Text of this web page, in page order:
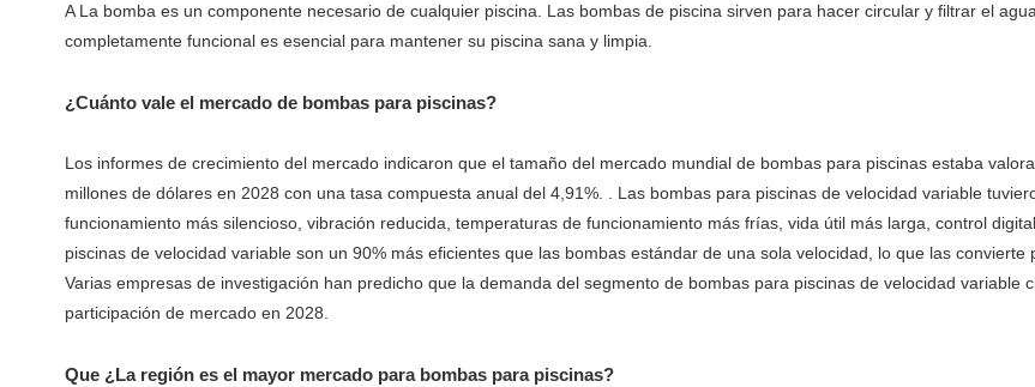
A La bomba es un componente necesario de cualquier piscina. Las bombas de piscina sirven para hacer circular y filtrar el
completamente funcional es esencial para mantener su piscina sana y limpia.
¿Cuánto vale el mercado de bombas para piscinas?
Los informes de crecimiento del mercado indicaron que el tamaño del mercado mundial de bombas para piscinas estaba
millones de dólares en 2028 con una tasa compuesta anual del 4,91%. . Las bombas para piscinas de velocidad variable
funcionamiento más silencioso, vibración reducida, temperaturas de funcionamiento más frías, vida útil más larga, control
piscinas de velocidad variable son un 90% más eficientes que las bombas estándar de una sola velocidad, lo que las
Varias empresas de investigación han predicho que la demanda del segmento de bombas para piscinas de velocidad
participación de mercado en 2028.
Que ¿La región es el mayor mercado para bombas para piscinas?